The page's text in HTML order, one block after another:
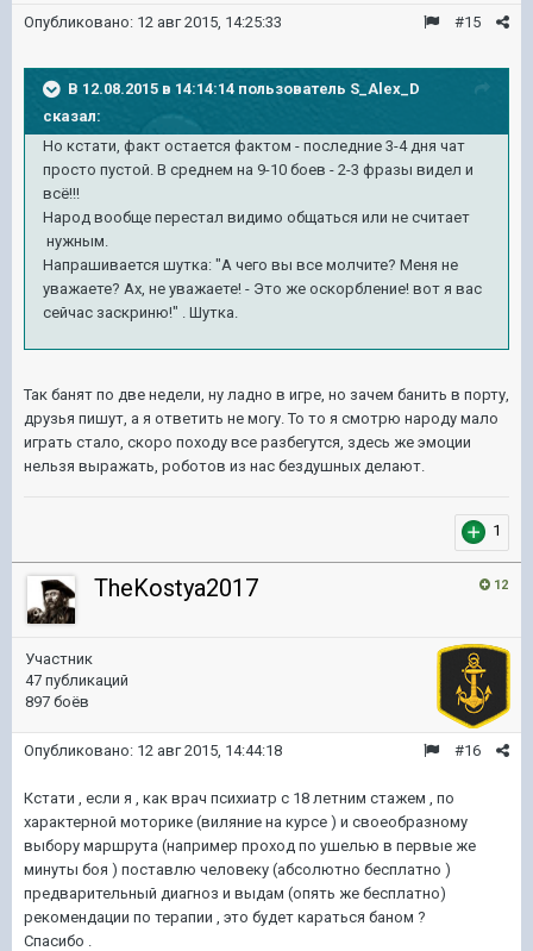
#15
Опубликовано: 12 авг 2015, 14:25:33
В 12.08.2015 в 14:14:14 пользователь S_Alex_D
сказал:
Но кстати, факт остается фактом - последние 3-4 дня чат
просто пустой. В среднем на 9-10 боев - 2-3 фразы видел и
всё!!!
Народ вообще перестал видимо общаться или не считает
нужным.
Напрашивается шутка: "А чего вы все молчите? Меня не
уважаете? Ах, не уважаете! - Это же оскорбление! вот я вас
сейчас заскриню!" . Шутка.
Так банят по две недели, ну ладно в игре, но зачем банить в порту,
друзья пишут, а я ответить не могу. То то я смотрю народу мало
играть стало, скоро походу все разбегутся, здесь же эмоции
нельзя выражать, роботов из нас бездушных делают.
1
12
TheKostya2017
Участник
47 публикаций
897 боёв
#16
Опубликовано: 12 авг 2015, 14:44:18
Кстати , если я , как врач психиатр с 18 летним стажем , по
характерной моторике (виляние на курсе ) и своеобразному
выбору маршрута (например проход по ушелью в первые же
минуты боя ) поставлю человеку (абсолютно бесплатно )
предварительный диагноз и выдам (опять же бесплатно)
рекомендации по терапии , это будет караться баном ?
Спасибо .